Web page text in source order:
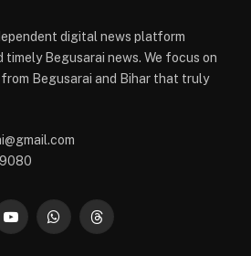
digital news platform
Begusarai news. We focus on
Begusarai and Bihar that truly
YouTubeWhatsAppThreads